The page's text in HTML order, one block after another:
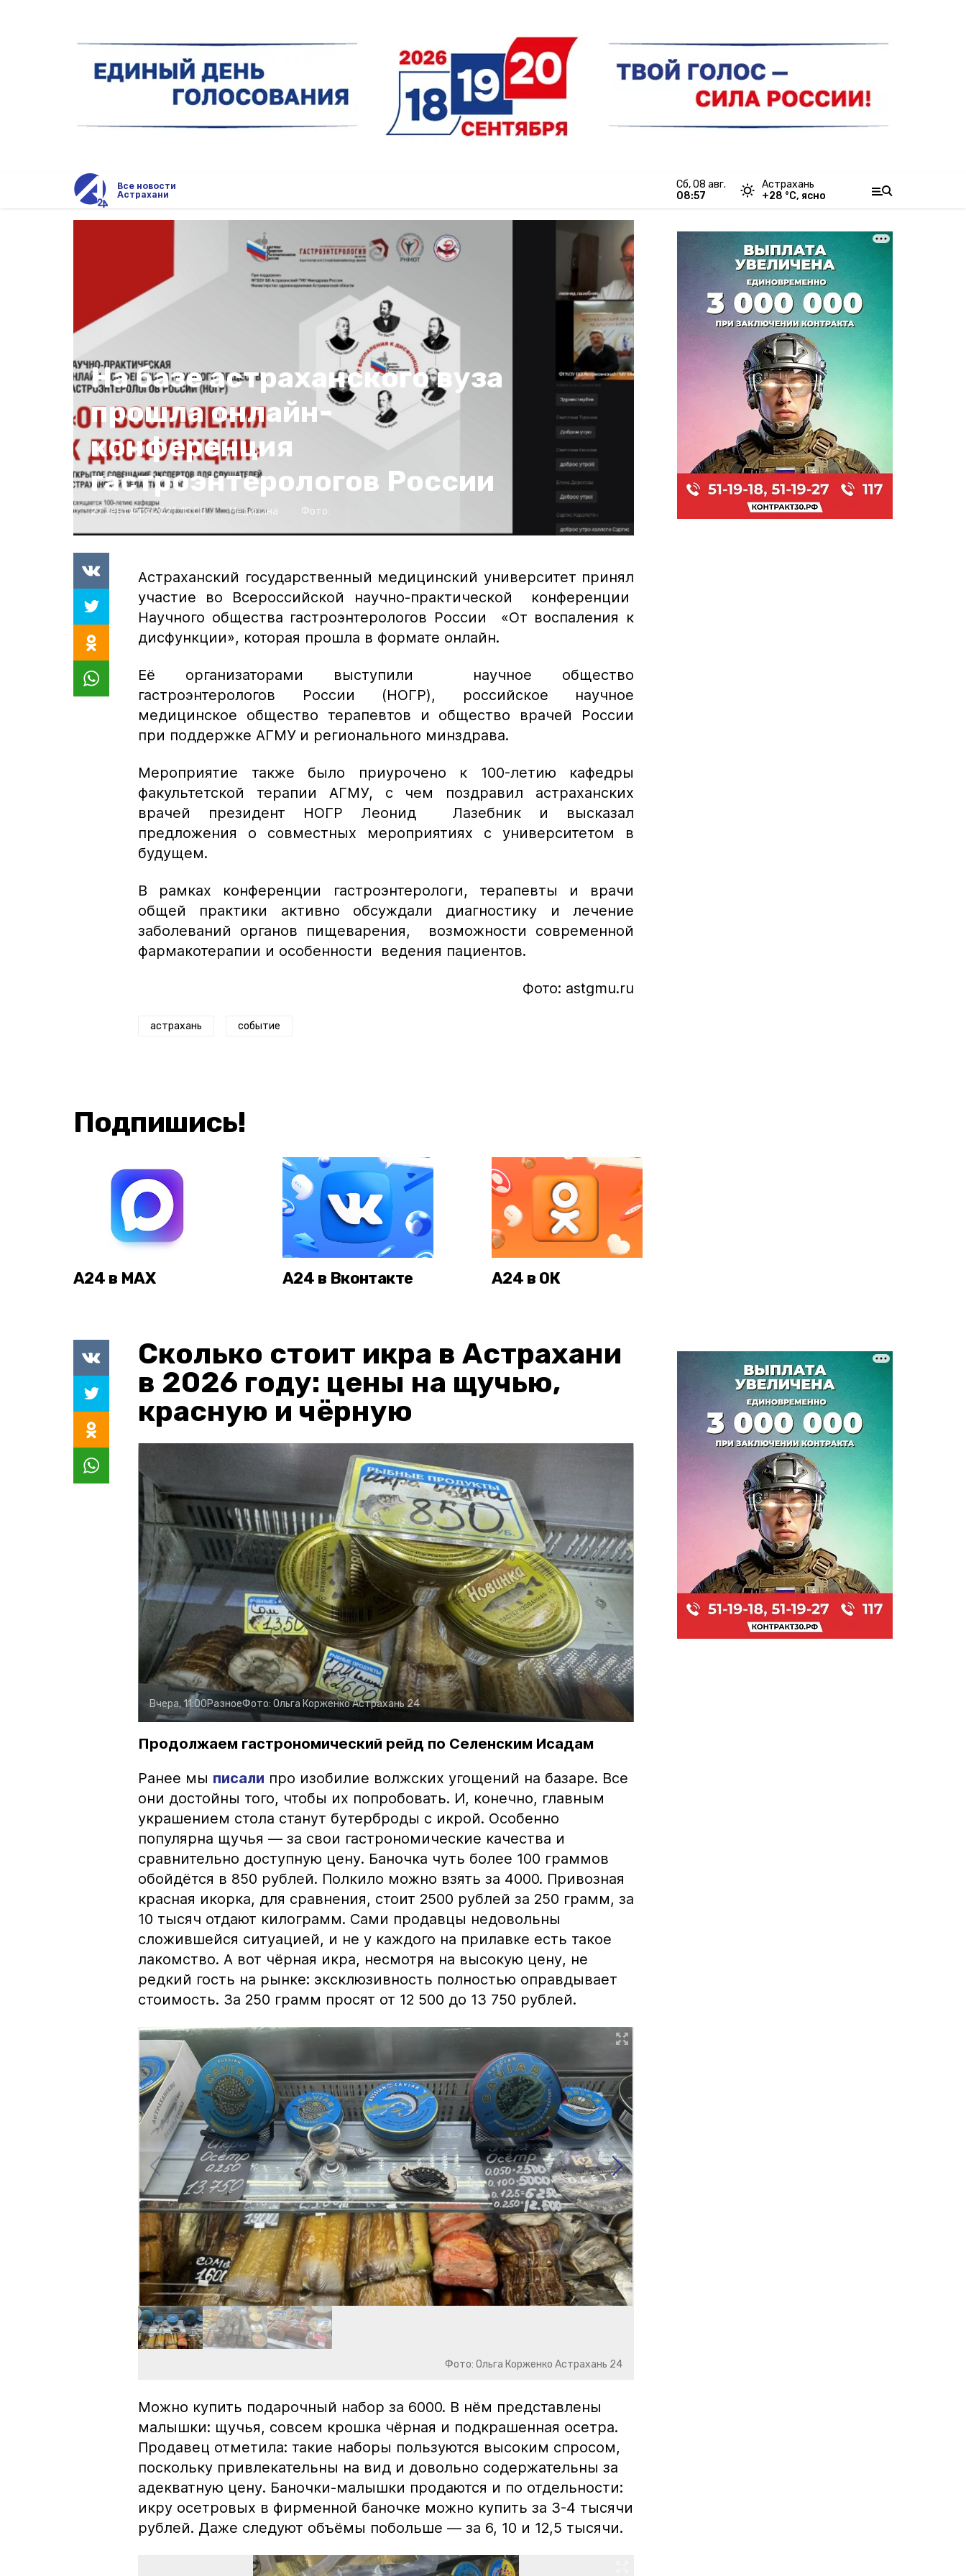
Все новости
Астрахани
сб, 08 авг.
08:57
Астрахань
+28 °С, ясно
На базе астраханского вуза
прошла онлайн-
конференция
гастроэнтерологов России
27 сентября 2021, 10:00 Медицина Фото:
Астраханский государственный медицинский университет принял
участие во Всероссийской научно-практической конференции
Научного общества гастроэнтерологов России «От воспаления к
дисфункции», которая прошла в формате онлайн.
Её организаторами выступили научное общество
гастроэнтерологов России (НОГР), российское научное
медицинское общество терапевтов и общество врачей России
при поддержке АГМУ и регионального минздрава.
Мероприятие также было приурочено к 100-летию кафедры
факультетской терапии АГМУ, с чем поздравил астраханских
врачей президент НОГР Леонид Лазебник и высказал
предложения о совместных мероприятиях с университетом в
будущем.
В рамках конференции гастроэнтерологи, терапевты и врачи
общей практики активно обсуждали диагностику и лечение
заболеваний органов пищеварения, возможности современной
фармакотерапии и особенности ведения пациентов.
Фото: astgmu.ru
астрахань событие
Подпишись!
А24 в MAX А24 в Вконтакте А24 в ОК
Сколько стоит икра в Астрахани
в 2026 году: цены на щучью,
красную и чёрную
Вчера, 11:00РазноеФото: Ольга КорженкоАстрахань 24
Продолжаем гастрономический рейд по Селенским Исадам
Ранее мы писали про изобилие волжских угощений на базаре. Все
они достойны того, чтобы их попробовать. И, конечно, главным
украшением стола станут бутерброды с икрой. Особенно
популярна щучья — за свои гастрономические качества и
сравнительно доступную цену. Баночка чуть более 100 граммов
обойдётся в 850 рублей. Полкило можно взять за 4000. Привозная
красная икорка, для сравнения, стоит 2500 рублей за 250 грамм, за
10 тысяч отдают килограмм. Сами продавцы недовольны
сложившейся ситуацией, и не у каждого на прилавке есть такое
лакомство. А вот чёрная икра, несмотря на высокую цену, не
редкий гость на рынке: эксклюзивность полностью оправдывает
стоимость. За 250 грамм просят от 12 500 до 13 750 рублей.
Фото: Ольга Корженко Астрахань 24
Можно купить подарочный набор за 6000. В нём представлены
малышки: щучья, совсем крошка чёрная и подкрашенная осетра.
Продавец отметила: такие наборы пользуются высоким спросом,
поскольку привлекательны на вид и довольно содержательны за
адекватную цену. Баночки-малышки продаются и по отдельности:
икру осетровых в фирменной баночке можно купить за 3-4 тысячи
рублей. Даже следуют объёмы побольше — за 6, 10 и 12,5 тысячи.